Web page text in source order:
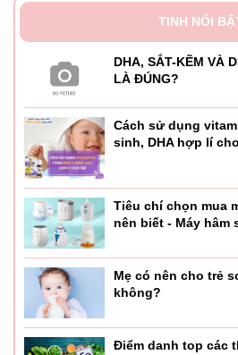
TINH NỔI
DHA, SẮT-KẼM VÀ
LÀ ĐÚNG?
Cách sử dụng
sinh, DHA hợp lí
Tiêu chí chọn mua
nên biết - Máy hâm
Mẹ có nên cho trẻ
không?
Điểm danh top các